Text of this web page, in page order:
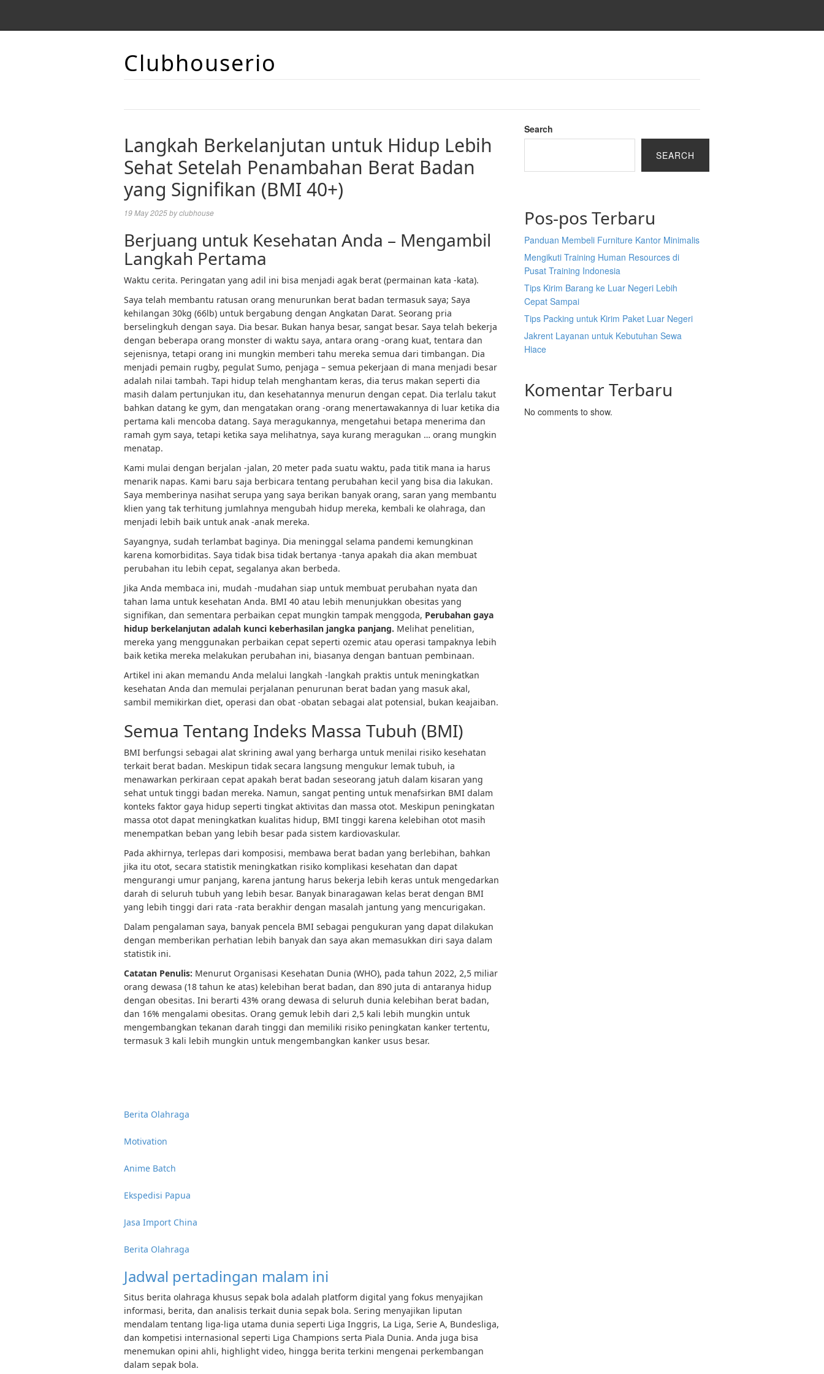
Clubhouserio
Langkah Berkelanjutan untuk Hidup Lebih
Sehat Setelah Penambahan Berat Badan
yang Signifikan (BMI 40+)
19 May 2025byclubhouse
Berjuang untuk Kesehatan Anda – Mengambil
Langkah Pertama
Waktu cerita. Peringatan yang adil ini bisa menjadi agak berat (permainan kata -kata).
Saya telah membantu ratusan orang menurunkan berat badan termasuk saya; Saya
kehilangan 30kg (66lb) untuk bergabung dengan Angkatan Darat. Seorang pria
berselingkuh dengan saya. Dia besar. Bukan hanya besar, sangat besar. Saya telah bekerja
dengan beberapa orang monster di waktu saya, antara orang -orang kuat, tentara dan
sejenisnya, tetapi orang ini mungkin memberi tahu mereka semua dari timbangan. Dia
menjadi pemain rugby, pegulat Sumo, penjaga – semua pekerjaan di mana menjadi besar
adalah nilai tambah. Tapi hidup telah menghantam keras, dia terus makan seperti dia
masih dalam pertunjukan itu, dan kesehatannya menurun dengan cepat. Dia terlalu takut
bahkan datang ke gym, dan mengatakan orang -orang menertawakannya di luar ketika dia
pertama kali mencoba datang. Saya meragukannya, mengetahui betapa menerima dan
ramah gym saya, tetapi ketika saya melihatnya, saya kurang meragukan … orang mungkin
menatap.
Kami mulai dengan berjalan -jalan, 20 meter pada suatu waktu, pada titik mana ia harus
menarik napas. Kami baru saja berbicara tentang perubahan kecil yang bisa dia lakukan.
Saya memberinya nasihat serupa yang saya berikan banyak orang, saran yang membantu
klien yang tak terhitung jumlahnya mengubah hidup mereka, kembali ke olahraga, dan
menjadi lebih baik untuk anak -anak mereka.
Sayangnya, sudah terlambat baginya. Dia meninggal selama pandemi kemungkinan
karena komorbiditas. Saya tidak bisa tidak bertanya -tanya apakah dia akan membuat
perubahan itu lebih cepat, segalanya akan berbeda.
Jika Anda membaca ini, mudah -mudahan siap untuk membuat perubahan nyata dan
tahan lama untuk kesehatan Anda. BMI 40 atau lebih menunjukkan obesitas yang
signifikan, dan sementara perbaikan cepat mungkin tampak menggoda, Perubahan gaya
hidup berkelanjutan adalah kunci keberhasilan jangka panjang. Melihat penelitian,
mereka yang menggunakan perbaikan cepat seperti ozemic atau operasi tampaknya lebih
baik ketika mereka melakukan perubahan ini, biasanya dengan bantuan pembinaan.
Artikel ini akan memandu Anda melalui langkah -langkah praktis untuk meningkatkan
kesehatan Anda dan memulai perjalanan penurunan berat badan yang masuk akal,
sambil memikirkan diet, operasi dan obat -obatan sebagai alat potensial, bukan keajaiban.
Semua Tentang Indeks Massa Tubuh (BMI)
BMI berfungsi sebagai alat skrining awal yang berharga untuk menilai risiko kesehatan
terkait berat badan. Meskipun tidak secara langsung mengukur lemak tubuh, ia
menawarkan perkiraan cepat apakah berat badan seseorang jatuh dalam kisaran yang
sehat untuk tinggi badan mereka. Namun, sangat penting untuk menafsirkan BMI dalam
konteks faktor gaya hidup seperti tingkat aktivitas dan massa otot. Meskipun peningkatan
massa otot dapat meningkatkan kualitas hidup, BMI tinggi karena kelebihan otot masih
menempatkan beban yang lebih besar pada sistem kardiovaskular.
Pada akhirnya, terlepas dari komposisi, membawa berat badan yang berlebihan, bahkan
jika itu otot, secara statistik meningkatkan risiko komplikasi kesehatan dan dapat
mengurangi umur panjang, karena jantung harus bekerja lebih keras untuk mengedarkan
darah di seluruh tubuh yang lebih besar. Banyak binaragawan kelas berat dengan BMI
yang lebih tinggi dari rata -rata berakhir dengan masalah jantung yang mencurigakan.
Dalam pengalaman saya, banyak pencela BMI sebagai pengukuran yang dapat dilakukan
dengan memberikan perhatian lebih banyak dan saya akan memasukkan diri saya dalam
statistik ini.
Catatan Penulis: Menurut Organisasi Kesehatan Dunia (WHO), pada tahun 2022, 2,5 miliar
orang dewasa (18 tahun ke atas) kelebihan berat badan, dan 890 juta di antaranya hidup
dengan obesitas. Ini berarti 43% orang dewasa di seluruh dunia kelebihan berat badan,
dan 16% mengalami obesitas. Orang gemuk lebih dari 2,5 kali lebih mungkin untuk
mengembangkan tekanan darah tinggi dan memiliki risiko peningkatan kanker tertentu,
termasuk 3 kali lebih mungkin untuk mengembangkan kanker usus besar.
Berita Olahraga
Motivation
Anime Batch
Ekspedisi Papua
Jasa Import China
Berita Olahraga
Jadwal pertadingan malam ini
Situs berita olahraga khusus sepak bola adalah platform digital yang fokus menyajikan
informasi, berita, dan analisis terkait dunia sepak bola. Sering menyajikan liputan
mendalam tentang liga-liga utama dunia seperti Liga Inggris, La Liga, Serie A, Bundesliga,
dan kompetisi internasional seperti Liga Champions serta Piala Dunia. Anda juga bisa
menemukan opini ahli, highlight video, hingga berita terkini mengenai perkembangan
dalam sepak bola.
Search
SEARCH
Pos-pos Terbaru
Panduan Membeli Furniture Kantor Minimalis
Mengikuti Training Human Resources di
Pusat Training Indonesia
Tips Kirim Barang ke Luar Negeri Lebih
Cepat Sampai
Tips Packing untuk Kirim Paket Luar Negeri
Jakrent Layanan untuk Kebutuhan Sewa
Hiace
Komentar Terbaru
No comments to show.